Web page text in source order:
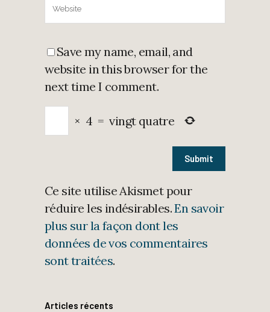
Save my name, email, and
website in this browser for the
next time I comment.
× 4 = vingt quatre
Ce site utilise Akismet pour
réduire les indésirables.En savoir
plus sur la façon dont les
données de vos commentaires
sont traitées.
Articles récents